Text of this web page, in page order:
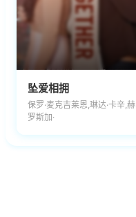
坠爱相拥
保罗·麦克吉莱恩,琳达·卡辛,赫
罗斯加·